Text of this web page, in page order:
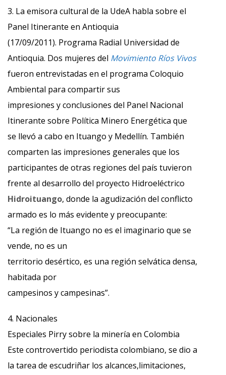
3. La emisora cultural de la UdeA habla sobre el
Panel Itinerante en Antioquia
(17/09/2011). Programa Radial Universidad de
Antioquia. Dos mujeres del Movimiento Ríos Vivos
fueron entrevistadas en el programa Coloquio
Ambiental para compartir sus
impresiones y conclusiones del Panel Nacional
Itinerante sobre Política Minero Energética que
se llevó a cabo en Ituango y Medellín. También
comparten las impresiones generales que los
participantes de otras regiones del país tuvieron
frente al desarrollo del proyecto Hidroeléctrico
Hidroituango, donde la agudización del conflicto
armado es lo más evidente y preocupante:
“La región de Ituango no es el imaginario que se
vende, no es un
territorio desértico, es una región selvática densa,
habitada por
campesinos y campesinas”.
4. Nacionales
Especiales Pirry sobre la minería en Colombia
Este controvertido periodista colombiano, se dio a
la tarea de escudriñar los alcances,limitaciones,